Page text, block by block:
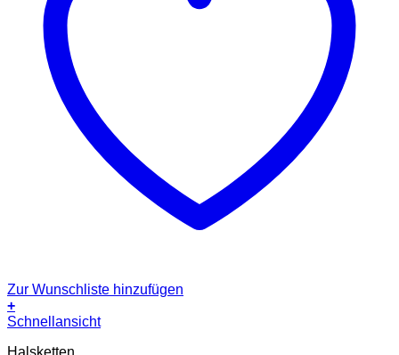
Zur Wunschliste hinzufügen
+
Schnellansicht
Halsketten